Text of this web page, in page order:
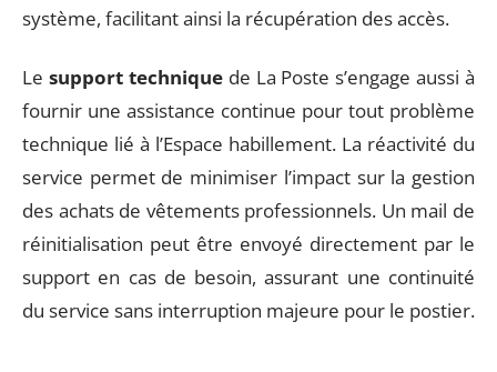
système, facilitant ainsi la récupération des accès.
Le support techniquede La Poste s’engage aussi à
fournir une assistance continue pour tout problème
technique lié à l’Espace habillement. La réactivité du
service permet de minimiser l’impact sur la gestion
des achats de vêtements professionnels. Un mail de
réinitialisation peut être envoyé directement par le
support en cas de besoin, assurant une continuité
du service sans interruption majeure pour le postier.